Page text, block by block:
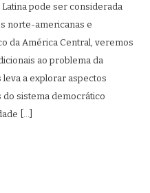
pode ser considerada
norte-americanas e
da América Central, veremos
ao problema da
a explorar aspectos
sistema democrático
[…]